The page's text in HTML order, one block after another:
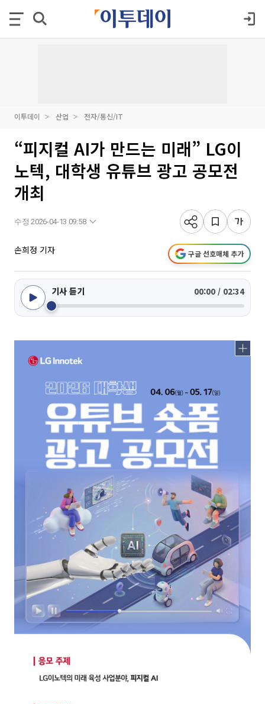
이투데이 산업 전자/통신/IT
“피지컬 AI가 만드는 미래” LG이
노텍, 대학생 유튜브 광고 공모전
개최
수정 2026-04-13 09:58
손희정 기자 구글 선호매체 추가
기사 듣기 00:00 / 02:34